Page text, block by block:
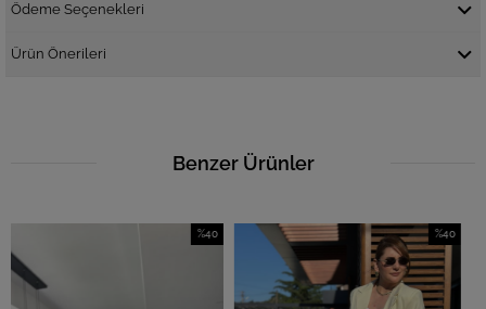
Ödeme Seçenekleri
Ürün Önerileri
Benzer Ürünler
%40
%40İndirim